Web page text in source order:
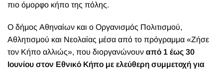
πιο όμορφο κήπο της πόλης.
Ο δήμος Αθηναίων και ο Οργανισμός Πολιτισμού,
Αθλητισμού και Νεολαίας μέσα από το πρόγραμμα «Ζήσε
τον Κήπο αλλιώς», που διοργανώνουν από 1 έως 30
Ιουνίου στον Εθνικό Κήπο με ελεύθερη συμμετοχή για